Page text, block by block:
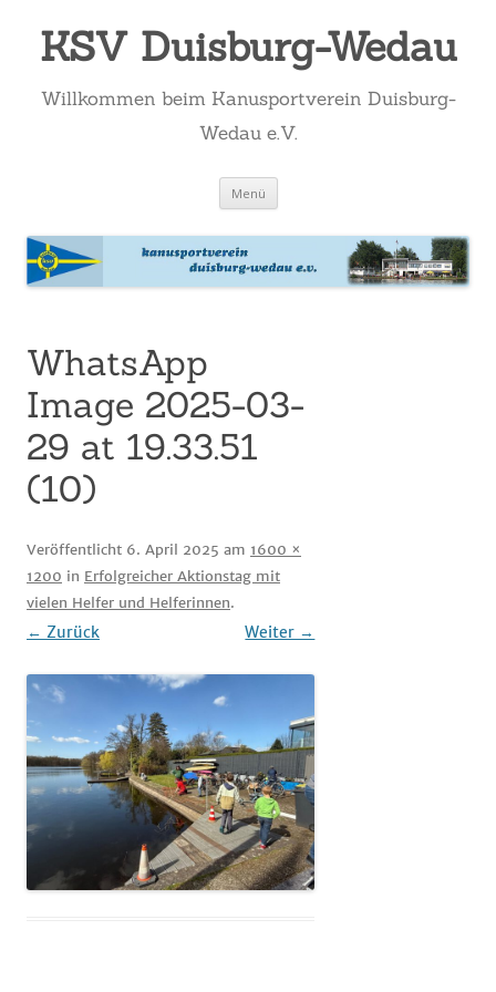
KSV Duisburg-Wedau
Willkommen beim Kanusportverein Duisburg-
Wedau e.V.
Menü Zum
springen
WhatsApp
Image 2025-03-
29 at 19.33.51
(10)
Veröffentlicht 6. April 2025 am 1600 ×
1200 in Erfolgreicher Aktionstag mit
vielen Helfer und Helferinnen.
← Zurück Weiter →